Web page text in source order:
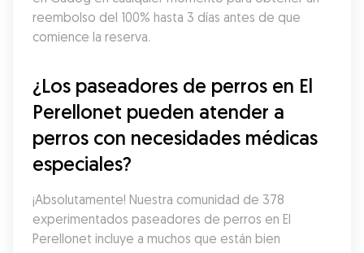
reembolso del 100% hasta 3 días antes de que
comience la reserva.
¿Los paseadores de perros en El
Perellonet pueden atender a
perros con necesidades médicas
especiales?
¡Absolutamente! Nuestra comunidad de 378
experimentados paseadores de perros en El
Perellonet incluye a muchos que están bien